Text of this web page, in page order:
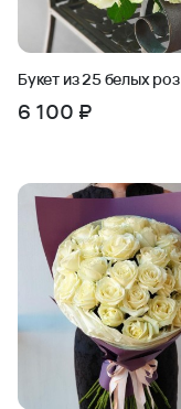
Букет из 25 белых роз
6 100 ₽